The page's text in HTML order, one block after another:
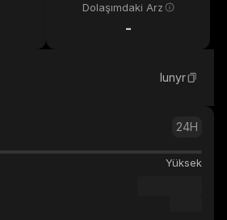
Dolaşımdaki Arz
-
lunyr
24H
Yüksek